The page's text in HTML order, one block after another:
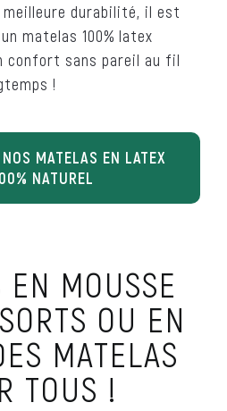
meilleure durabilité, il est
matelas 100% latex
confort sans pareil au fil
!
NOS MATELAS EN LATEX
NATUREL
EN MOUSSE
OU EN
MATELAS
TOUS !